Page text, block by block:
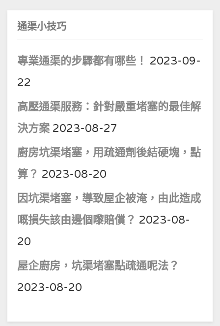
通渠小技巧
專業通渠的步驟都有哪些！ 2023-09-
22
高壓通渠服務：針對嚴重堵塞的最佳解
決方案 2023-08-27
廚房坑渠堵塞，用疏通劑後結硬塊，點
算？ 2023-08-20
因坑渠堵塞，導致屋企被淹，由此造成
嘅損失該由邊個嚟賠償？ 2023-08-
20
屋企廚房，坑渠堵塞點疏通呢法？
2023-08-20